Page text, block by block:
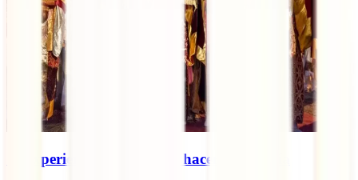
10 experiencias únicas que hacer en Etiopía